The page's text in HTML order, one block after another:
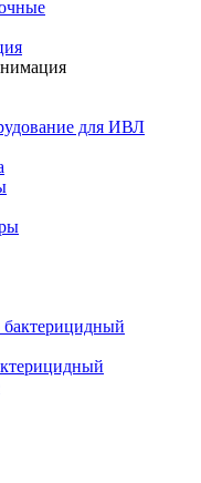
для ИВЛ
бактерицидный